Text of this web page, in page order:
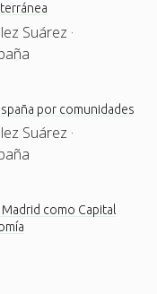
Suárez ·
por comunidades
Suárez ·
como Capital